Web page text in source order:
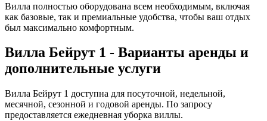
Вилла полностью оборудована всем необходимым, включая
как базовые, так и премиальные удобства, чтобы ваш отдых
был максимально комфортным.
Вилла Бейрут 1 - Варианты аренды и
дополнительные услуги
Вилла Бейрут 1 доступна для посуточной, недельной,
месячной, сезонной и годовой аренды. По запросу
предоставляется ежедневная уборка виллы.